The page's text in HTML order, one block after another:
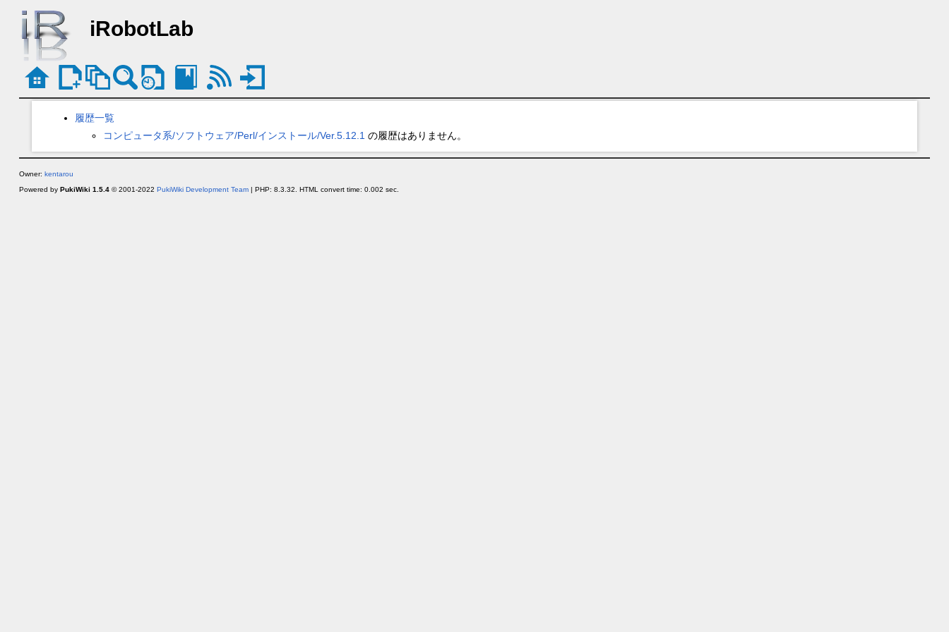
iRobotLab
履歴一覧
コンピュータ系/ソフトウェア/Perl/インストール/Ver.5.12.1 の履歴はありません。
Owner: kentarou
Powered by PukiWiki 1.5.4© 2001-2022 PukiWiki Development Team| PHP: 8.3.32. HTML convert time: 0.002 sec.